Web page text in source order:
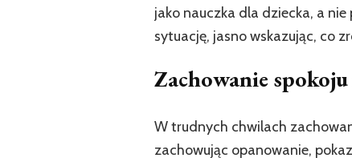
jako nauczka dla dziecka, a
sytuację, jasno wskazując, co
Zachowanie
W trudnych chwilach
zachowując opanowanie,